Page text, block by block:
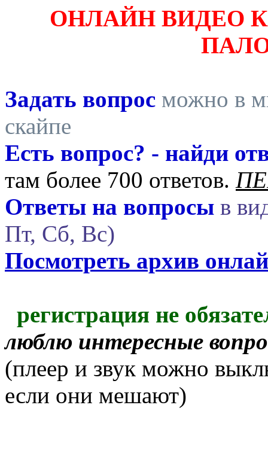
ОНЛАЙН ВИДЕО
Задать вопрос можно в
скайпе
Есть вопрос? - найди
там более 700 ответов.
Ответы на вопросы в
Пт, Сб, Вс)
Посмотреть архив
регистрация не
люблю интересные
(плеер и звук можно
если они мешают)